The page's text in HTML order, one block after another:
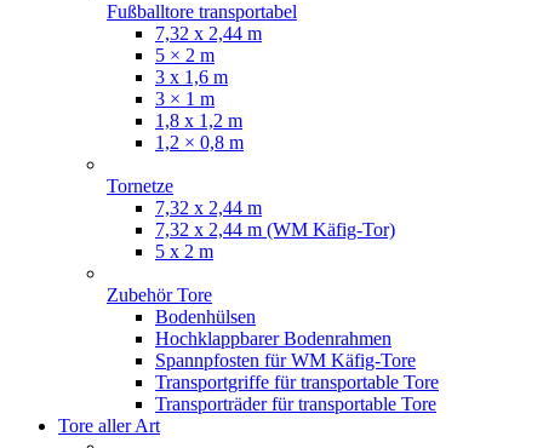
Fußballtore transportabel
7,32 x 2,44 m
5 × 2 m
3 x 1,6 m
3 × 1 m
1,8 x 1,2 m
1,2 × 0,8 m
Tornetze
7,32 x 2,44 m
7,32 x 2,44 m (WM Käfig-Tor)
5 x 2 m
Zubehör Tore
Bodenhülsen
Hochklappbarer Bodenrahmen
Spannpfosten für WM Käfig-Tore
Transportgriffe für transportable Tore
Transporträder für transportable Tore
Tore aller Art